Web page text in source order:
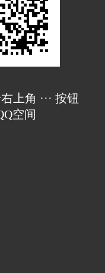
上角 ··· 按钮
空间